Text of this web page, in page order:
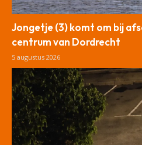
Jongetje (3) komt om bij
centrum van Dordrecht
5 augustus 2026